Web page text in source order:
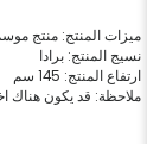
ملاحظة: قد يكون هناك